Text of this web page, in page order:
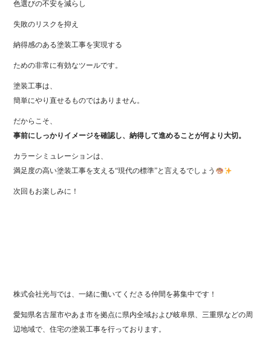
色選びの不安を減らし
失敗のリスクを抑え
納得感のある塗装工事を実現する
ための非常に有効なツールです。
塗装工事は、
簡単にやり直せるものではありません。
だからこそ、
事前にしっかりイメージを確認し、納得して進めることが何より大切。
カラーシミュレーションは、
満足度の高い塗装工事を支える“現代の標準”と言えるでしょう
次回もお楽しみに！
株式会社光与では、一緒に働いてくださる仲間を募集中です！
愛知県名古屋市やあま市を拠点に県内全域および岐阜県、三重県などの周
辺地域で、住宅の塗装工事を行っております。